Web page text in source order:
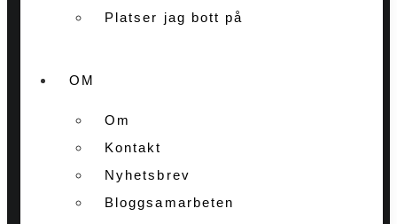
Platser jag bott på
OM
Om
Kontakt
Nyhetsbrev
Bloggsamarbeten